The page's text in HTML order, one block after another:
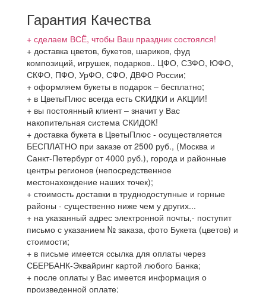
Гарантия Качества
+ сделаем ВСЁ, чтобы Ваш праздник состоялся!
+ доставка цветов, букетов, шариков, фуд
композиций, игрушек, подарков.. ЦФО, СЗФО, ЮФО,
СКФО, ПФО, УрФО, СФО, ДВФО России;
+ оформляем букеты в подарок – бесплатно;
+ в ЦветыПлюс всегда есть СКИДКИ и АКЦИИ!
+ вы постоянный клиент – значит у Вас
накопительная система СКИДОК!
+ доставка букета в ЦветыПлюс - осуществляется
БЕСПЛАТНО при заказе от 2500 руб., (Москва и
Санкт-Петербург от 4000 руб.), города и районные
центры регионов (непосредственное
местонахождение наших точек);
+ стоимость доставки в труднодоступные и горные
районы - существенно ниже чем у других...
+ на указанный адрес электронной почты,- поступит
письмо с указанием № заказа, фото Букета (цветов) и
стоимости;
+ в письме имеется ссылка для оплаты через
СБЕРБАНК-Эквайринг картой любого Банка;
+ после оплаты у Вас имеется информация о
произведенной оплате;